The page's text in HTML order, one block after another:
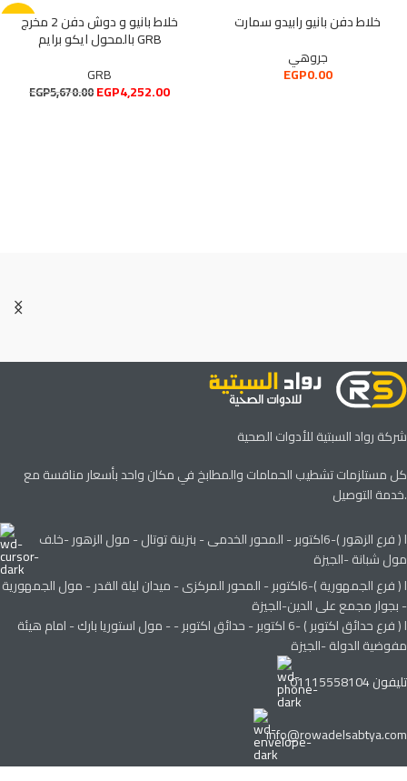
-25%خلاط بانيو و دوش دفن 2 مخرج
بالمحول ايكو برايم GRB
GRB
EGP5,670.00EGP4,252.00
خلاط دفن بانيو رابيدو سمارت
جروهي
EGP0.00
شركة رواد السبتية للأدوات الصحية
كل مستلزمات تشطيب الحمامات والمطابخ في مكان واحد بأسعار منافسة مع
خدمة التوصيل.
ا ( فرع الزهور )-6اكتوبر - المحور الخدمى - بنزينة توتال - مول الزهور -خلف
مول شبانة -الجيزة
ا ( فرع الجمهورية )-6اكتوبر - المحور المركزى - ميدان ليلة القدر - مول الجمهورية
- بجوار مجمع على الدين-الجيزة
ا ( فرع حدائق اكتوبر ) -6 اكتوبر - حدائق اكتوبر - - مول استوريا بارك - امام هيئة
مفوضية الدولة -الجيزة
تليفون 01115558104
info@rowadelsabtya.com